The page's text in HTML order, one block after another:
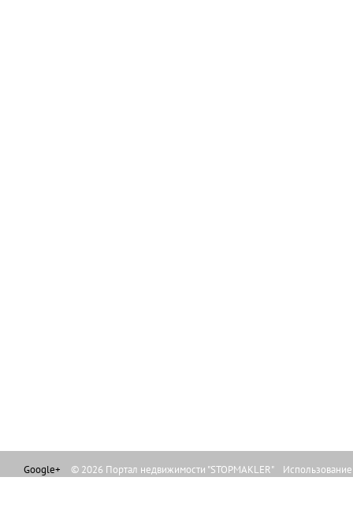
Google+ © 2026 Портал недвижимости "STOPMAKLER"